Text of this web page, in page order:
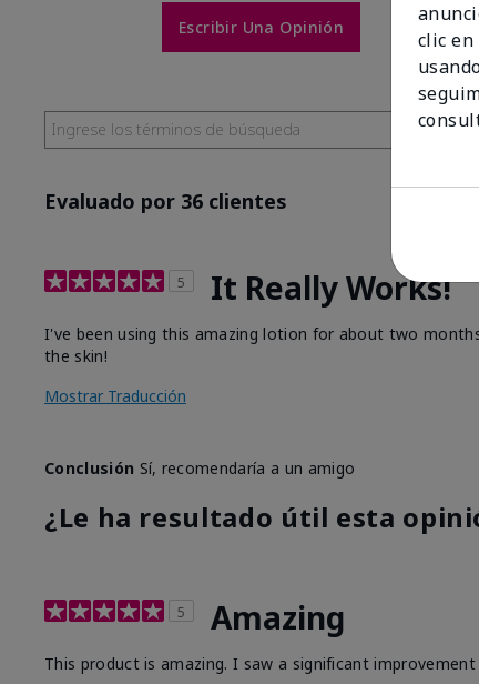
Escribir Una Opinión
Evaluado por 36 clientes
5 It Really Works!
I've been using this amazing lotion for about two
the skin!
Mostrar Traducción
Conclusión Sí, recomendaría a un amigo
¿Le ha resultado útil esta
5 Amazing
This product is amazing. I saw a significant
clic en